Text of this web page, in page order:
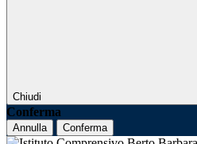
Chiudi
Conferma
Annulla Conferma